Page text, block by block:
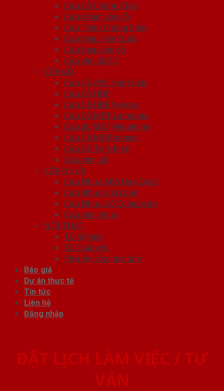
Cửa Gỗ Chống Cháy
Cửa nhôm vân gỗ
Cửa Thép Chống Cháy
Cửa thép Hàn Quốc
Cửa thép vân gỗ
Cửa vân gỗ 5D
CỬA GỖ
Cửa Gỗ ABS Hàn Quốc
Cửa Gỗ HDF
Cửa Gỗ HDF Veneer
Cửa Gỗ MDF Laminate
Cửa gỗ MDF Melamine
Cửa Gỗ MDF Veneer
Cửa Gỗ Tự Nhiên
Cửa vòm gỗ
CỬA NHỰA
Cửa Nhựa ABS Hàn Quốc
Cửa Nhựa Đài Loan
Cửa Nhựa Gỗ Composite
Cửa vòm nhựa
NỘI THẤT
Tủ Kệ Bếp
Tủ Quần Áo
Phụ kiện cửa nhà tắm
Báo giá
Dự án thực tế
Tin tức
Liên hệ
Đăng nhập
ĐẶT LỊCH LÀM VIỆC / TƯ
VẤN